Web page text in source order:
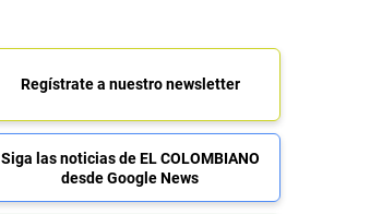
Regístrate a nuestro newsletter
Siga las noticias de EL COLOMBIANO
desde Google News